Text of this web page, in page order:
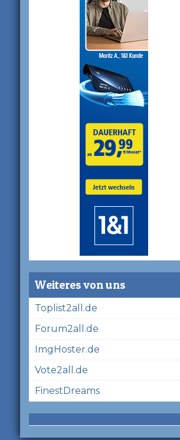
Weiteres von uns
Toplist2all.de
Forum2all.de
ImgHoster.de
Vote2all.de
FinestDreams